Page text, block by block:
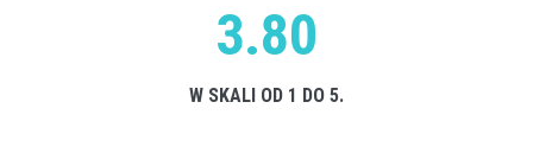
3.80
W SKALI OD 1 DO 5.